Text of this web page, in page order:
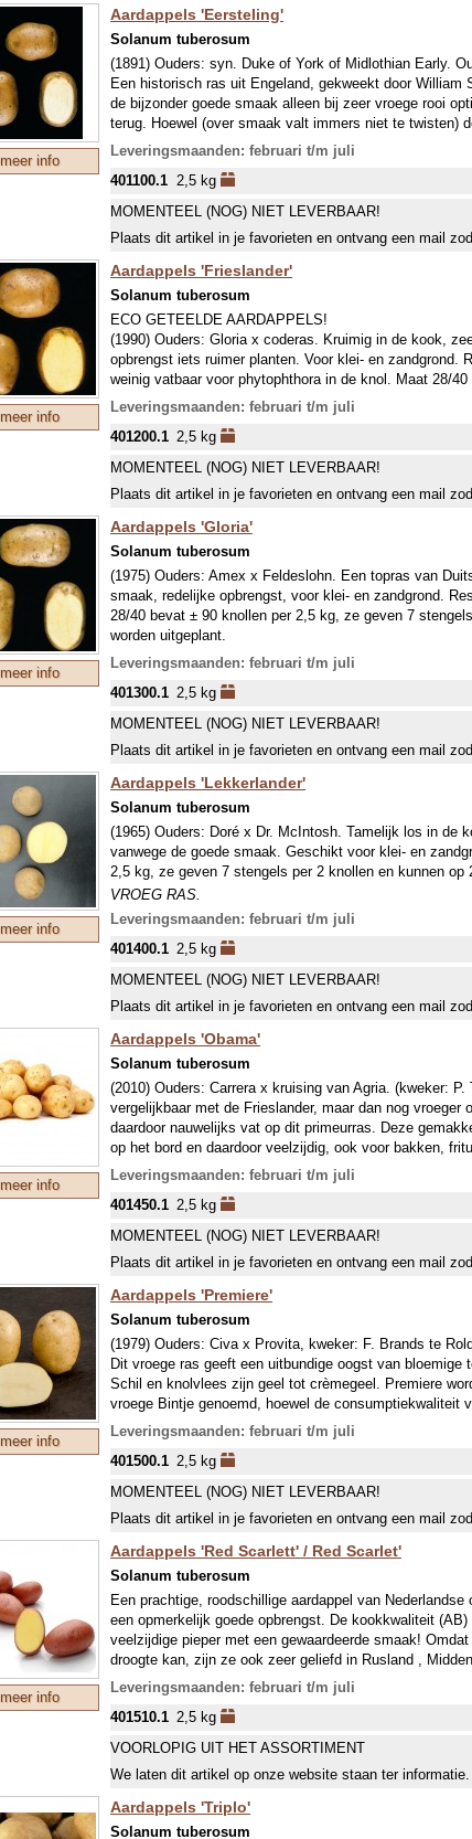
(Phytophthora infestans). Hoewel de epidemie steeds
bemesten. De gemiddelde plantafstand is 70x40 cm,
om ziektes te voorkomen.
meer info
Aardappels 'Eersteling'
Solanum tuberosum
(1891) Ouders: syn. Duke of York of Midlothian Early.
Een historisch ras uit Engeland, gekweekt door William
de bijzonder goede smaak alleen bij zeer vroege rooi
terug. Hoewel (over smaak valt immers niet te twisten)
aardappels dit ras ook bij late oogst zullen blijven
deze is bij primeurteelten altijd minder. Vooral voor
2,5 kg, ze geven 7 stengels per 2 knollen en kunnen op
klant (ervaringsdeskundigheid): later gerijpte
opmerkelijk lange houdbaarheid!
VROEG RAS.
Een vroeg ras betekent vooral dat deze snel groeit en
ongeveer tegelijk met latere rassen (april). Om extra
echter vaak vroeger geplant (half maart met
glas). De vroege rassen hebben minder snel last van de
(Phytophthora infestans). Hoewel de epidemie steeds
bemesten. De gemiddelde plantafstand is 70x40 cm, wij
om ziektes te voorkomen.
Leveringsmaanden: februari t/m juli
401100.1 2,5 kg
MOMENTEEL (NOG) NIET LEVERBAAR!
Plaats dit artikel in je favorieten en ontvang een mail
meer info
Aardappels 'Frieslander'
Solanum tuberosum
ECO GETEELDE AARDAPPELS!
(1990) Ouders: Gloria x coderas. Kruimig in de kook,
opbrengst iets ruimer planten. Voor klei- en zandgrond.
weinig vatbaar voor phytophthora in de knol. Maat 28/
7 stengels per 2 knollen en kunnen op 20 m² worden
Een vroeg ras betekent vooral dat deze snel groeit en
ongeveer tegelijk met latere rassen (april). Om extra
echter vaak vroeger geplant (half maart met
glas). De vroege rassen hebben minder snel last van
(Phytophthora infestans). Hoewel de epidemie steeds
bemesten. De gemiddelde plantafstand is 70x40 cm,
om ziektes te voorkomen.
Leveringsmaanden: februari t/m juli
401200.1 2,5 kg
MOMENTEEL (NOG) NIET LEVERBAAR!
Plaats dit artikel in je favorieten en ontvang een mail
meer info
Aardappels 'Gloria'
Solanum tuberosum
(1975) Ouders: Amex x Feldeslohn. Een topras van
smaak, redelijke opbrengst, voor klei- en zandgrond.
28/40 bevat ± 90 knollen per 2,5 kg, ze geven 7
worden uitgeplant.
VROEG RAS.
ongeveer tegelijk met latere rassen (april). Om extra
echter vaak vroeger geplant (half maart met
(Phytophthora infestans). Hoewel de epidemie steeds
bemesten. De gemiddelde plantafstand is 70x40 cm,
om ziektes te voorkomen.
Leveringsmaanden: februari t/m juli
401300.1 2,5 kg
MOMENTEEL (NOG) NIET LEVERBAAR!
Plaats dit artikel in je favorieten en ontvang een mail
meer info
Aardappels 'Lekkerlander'
Solanum tuberosum
(1965) Ouders: Doré x Dr. McIntosh. Tamelijk los in de
vanwege de goede smaak. Geschikt voor klei- en
2,5 kg, ze geven 7 stengels per 2 knollen en kunnen op
VROEG RAS.
Een vroeg ras betekent vooral dat deze snel groeit en
echter vaak vroeger geplant (half maart met
glas). De vroege rassen hebben minder snel last van de
(Phytophthora infestans). Hoewel de epidemie steeds
bemesten. De gemiddelde plantafstand is 70x40 cm, wij
om ziektes te voorkomen.
Leveringsmaanden: februari t/m juli
401400.1 2,5 kg
MOMENTEEL (NOG) NIET LEVERBAAR!
Plaats dit artikel in je favorieten en ontvang een mail
meer info
Aardappels 'Obama'
Solanum tuberosum
(2010) Ouders: Carrera x kruising van Agria. (kweker:
vergelijkbaar met de Frieslander, maar dan nog vroeger
daardoor nauwelijks vat op dit primeurras. Deze
op het bord en daardoor veelzijdig, ook voor bakken,
VROEG RAS.
ongeveer tegelijk met latere rassen (april). Om extra
echter vaak vroeger geplant (half maart met
(Phytophthora infestans). Hoewel de epidemie steeds
bemesten. De gemiddelde plantafstand is 70x40 cm,
om ziektes te voorkomen.
Leveringsmaanden: februari t/m juli
401450.1 2,5 kg
MOMENTEEL (NOG) NIET LEVERBAAR!
Plaats dit artikel in je favorieten en ontvang een mail
meer info
Aardappels 'Premiere'
Solanum tuberosum
(1979) Ouders: Civa x Provita, kweker: F. Brands te
Dit vroege ras geeft een uitbundige oogst van bloemige
Schil en knolvlees zijn geel tot crèmegeel. Premiere
vroege Bintje genoemd, hoewel de consumptiekwaliteit
kleigrond. Weinig vatbaar voor phytophthora in de knol
Een vroeg ras betekent vooral dat deze snel groeit en
ongeveer tegelijk met latere rassen (april). Om extra
echter vaak vroeger geplant (half maart met
glas). De vroege rassen hebben minder snel last van
(Phytophthora infestans). Hoewel de epidemie steeds
bemesten. De gemiddelde plantafstand is 70x40 cm,
om ziektes te voorkomen.
Leveringsmaanden: februari t/m juli
401500.1 2,5 kg
MOMENTEEL (NOG) NIET LEVERBAAR!
Plaats dit artikel in je favorieten en ontvang een mail
meer info
Aardappels 'Red Scarlett' / Red Scarlet'
Solanum tuberosum
Een prachtige, roodschillige aardappel van
een opmerkelijk goede opbrengst. De kookkwaliteit
veelzijdige pieper met een gewaardeerde smaak!
droogte kan, zijn ze ook zeer geliefd in Rusland ,
kan (bij late oogst) in het blad ontstaan maar komt
Een vroeg ras betekent vooral dat deze snel groeit en
ongeveer tegelijk met latere rassen (april). Om extra
echter vaak vroeger geplant (half maart met
glas). De vroege rassen hebben minder snel last van de
(Phytophthora infestans). Hoewel de epidemie steeds
bemesten. De gemiddelde plantafstand is 70x40 cm,
Leveringsmaanden: februari t/m juli
401510.1 2,5 kg
VOORLOPIG UIT HET ASSORTIMENT
We laten dit artikel op onze website staan ter informatie.
Aardappels 'Triplo'
Solanum tuberosum